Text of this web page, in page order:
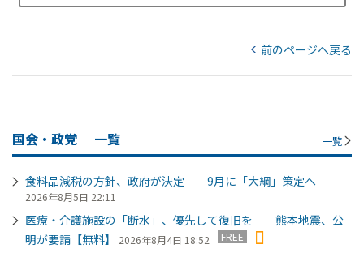
前のページへ戻る
国会・政党 一覧 一覧
食料品減税の方針、政府が決定 9月に「大綱」策定へ
2026年8月5日 22:11
医療・介護施設の「断水」、優先して復旧を 熊本地震、公
明が要請【無料】
2026年8月4日 18:52 FREE